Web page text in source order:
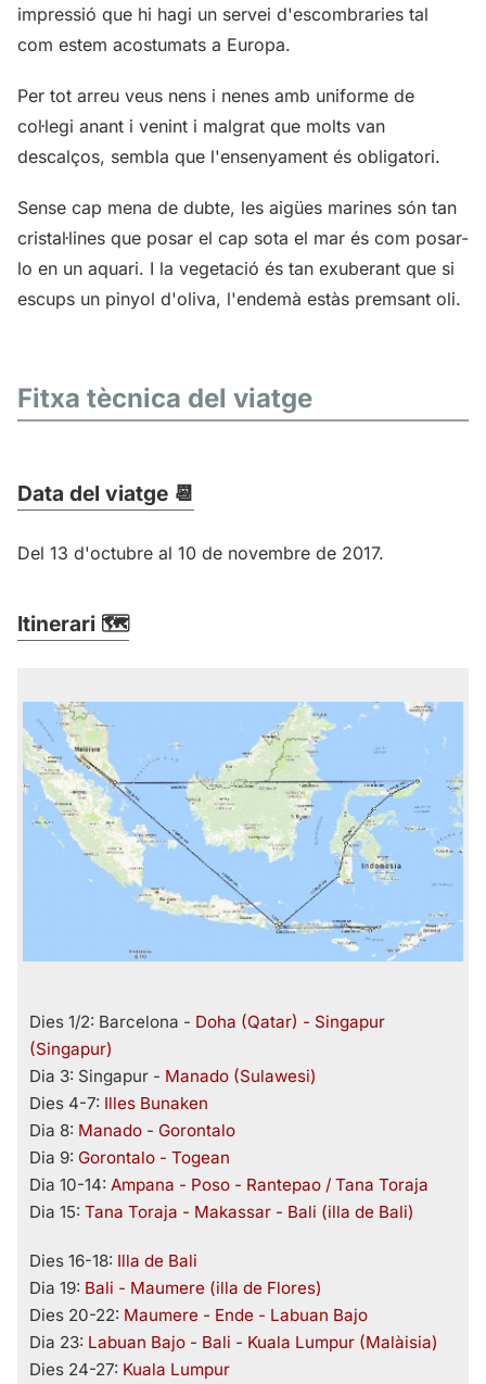
impressió que hi hagi un servei d'escombraries tal
com estem acostumats a Europa.
Per tot arreu veus nens i nenes amb uniforme de
col·legi anant i venint i malgrat que molts van
descalços, sembla que l'ensenyament és obligatori.
Sense cap mena de dubte, les aigües marines són tan
cristal·lines que posar el cap sota el mar és com posar-
lo en un aquari. I la vegetació és tan exuberant que si
escups un pinyol d'oliva, l'endemà estàs premsant oli.
Fitxa tècnica del viatge
Data del viatge 📆
Del 13 d'octubre al 10 de novembre de 2017.
Itinerari 🗺️
Dies 1/2: Barcelona - Doha (Qatar) - Singapur
(Singapur)
Dia 3: Singapur - Manado (Sulawesi)
Dies 4-7: Illes Bunaken
Dia 8: Manado - Gorontalo
Dia 9: Gorontalo - Togean
Dia 10-14: Ampana - Poso - Rantepao / Tana Toraja
Dia 15: Tana Toraja - Makassar - Bali (illa de Bali)
Dies 16-18: Illa de Bali
Dia 19: Bali - Maumere (illa de Flores)
Dies 20-22: Maumere - Ende - Labuan Bajo
Dia 23: Labuan Bajo - Bali - Kuala Lumpur (Malàisia)
Dies 24-27: Kuala Lumpur